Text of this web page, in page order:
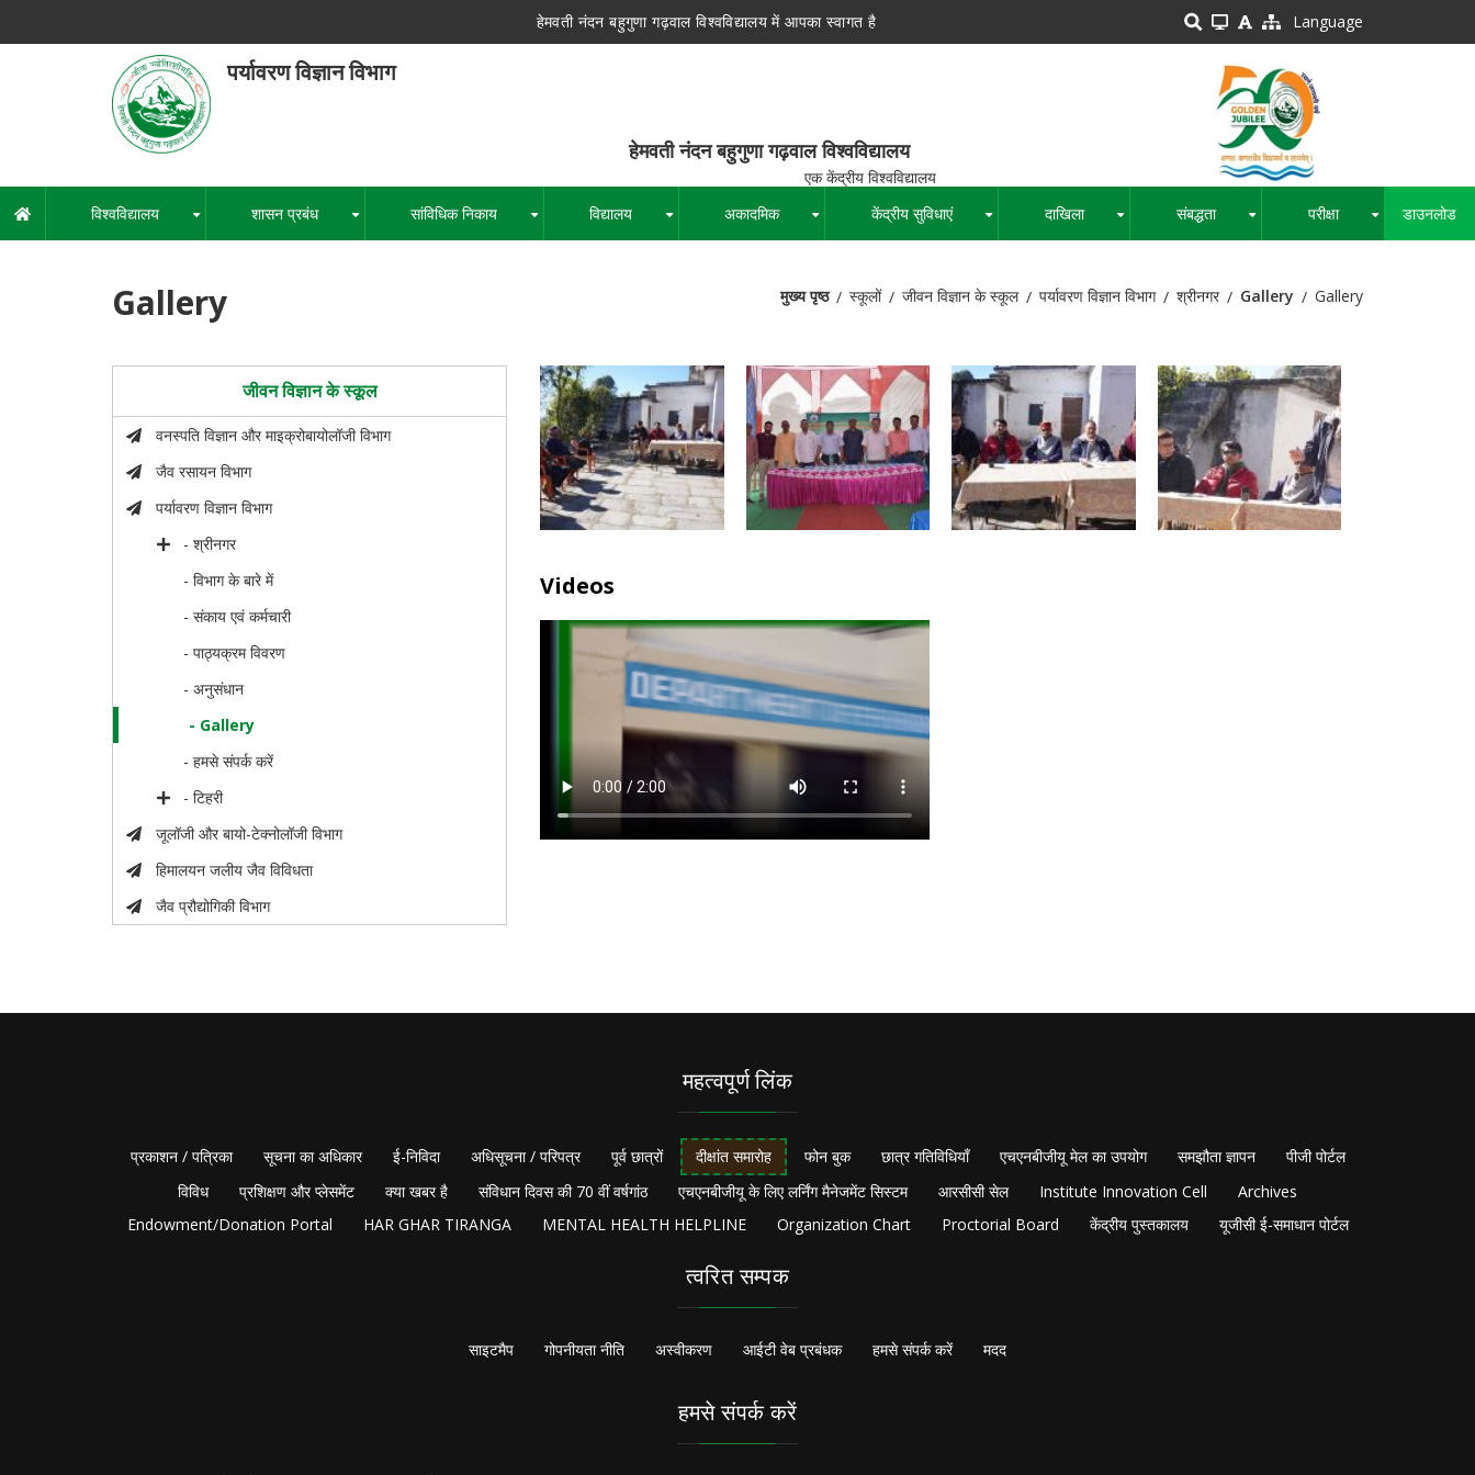
हेमवती नंदन बहुगुणा गढ़वाल विश्वविद्यालय में आपका स्वागत है Language
पर्यावरण विज्ञान विभाग
हेमवती नंदन बहुगुणा गढ़वाल विश्वविद्यालय
एक केंद्रीय विश्वविद्यालय
मुख्य
नेविगेशन
विश्वविद्यालय शासन प्रबंध सांविधिक निकाय विद्यालय अकादमिक केंद्रीय सुविधाएं दाखिला संबद्धता परीक्षा डाउनलोड
Gallery मुख्य पृष्ठ स्कूलों जीवन विज्ञान के स्कूल पर्यावरण विज्ञान विभाग श्रीनगर Gallery Gallery
जीवन विज्ञान के स्कूल
वनस्पति विज्ञान और माइक्रोबायोलॉजी विभाग
जैव रसायन विभाग
पर्यावरण विज्ञान विभाग
- श्रीनगर
- विभाग के बारे में
- संकाय एवं कर्मचारी
- पाठ्यक्रम विवरण
- अनुसंधान
- Gallery
- हमसे संपर्क करें
- टिहरी
जूलॉजी और बायो-टेक्नोलॉजी विभाग
हिमालयन जलीय जैव विविधता
जैव प्रौद्योगिकी विभाग
Videos
महत्वपूर्ण लिंक
प्रकाशन / पत्रिका सूचना का अधिकार ई-निविदा अधिसूचना / परिपत्र पूर्व छात्रों दीक्षांत समारोह फोन बुक छात्र गतिविधियाँ एचएनबीजीयू मेल का उपयोग समझौता ज्ञापन
पीजी पोर्टल
विविध
प्रशिक्षण और प्लेसमेंट क्या खबर है संविधान दिवस की 70 वीं वर्षगांठ एचएनबीजीयू के लिए लर्निंग मैनेजमेंट सिस्टम आरसीसी सेल Institute Innovation Cell
Archives
Endowment/Donation Portal
HAR GHAR TIRANGA MENTAL HEALTH HELPLINE Organization Chart Proctorial Board केंद्रीय पुस्तकालय यूजीसी ई-समाधान पोर्टल
त्वरित सम्पक
साइटमैप गोपनीयता नीति अस्वीकरण आईटी वेब प्रबंधक हमसे संपर्क करें मदद
हमसे संपर्क करें